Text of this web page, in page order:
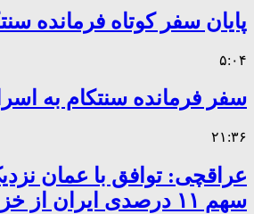
پایان سفر کوتاه فرمانده
۵:۰۴
سفر فرمانده سنتکام به
۲۱:۳۶
عراقچی: توافق با عمان
سهم ۱۱ درصدی ایران از خزر